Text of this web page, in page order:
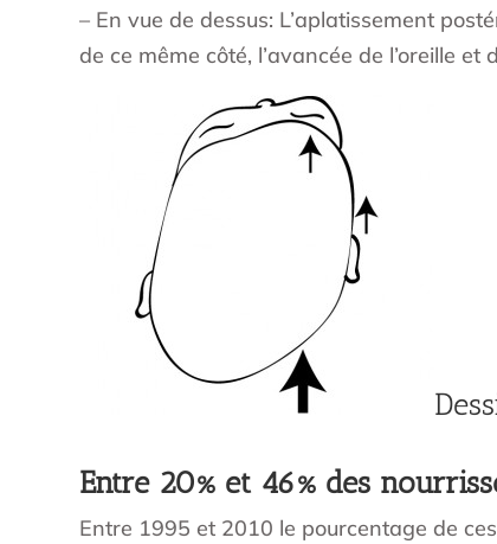
– En vue de dessus: L’aplatissement
de ce même côté, l’avancée de l’oreille et
Entre 20% et 46% des
Entre 1995 et 2010 le pourcentage de